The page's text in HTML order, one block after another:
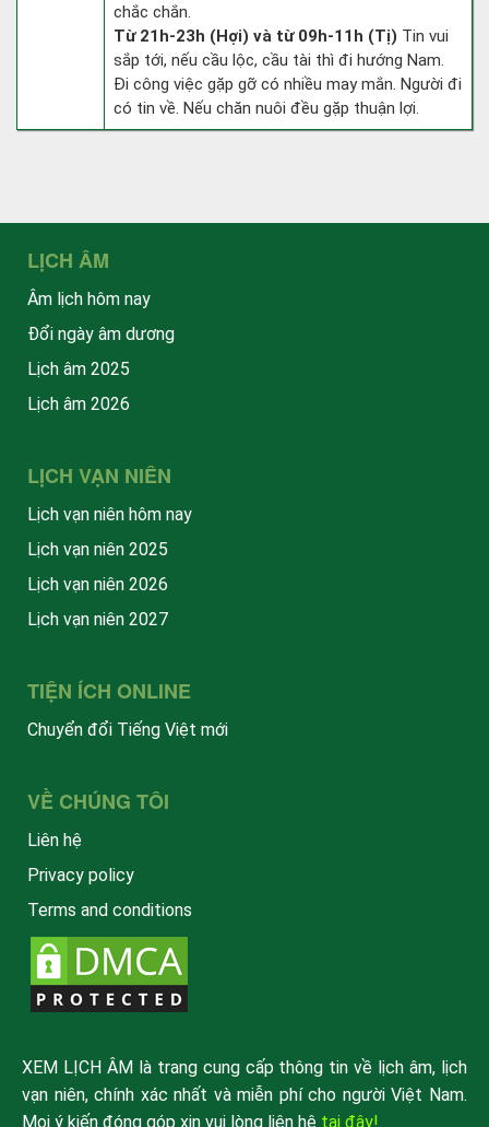
chắc chắn.
Từ 21h-23h (Hợi) và từ 09h-11h (Tị) Tin vui
sắp tới, nếu cầu lộc, cầu tài thì đi hướng Nam.
Đi công việc gặp gỡ có nhiều may mắn. Người đi
có tin về. Nếu chăn nuôi đều gặp thuận lợi.
LỊCH ÂM
Âm lịch hôm nay
Đổi ngày âm dương
Lịch âm 2025
Lịch âm 2026
LỊCH VẠN NIÊN
Lịch vạn niên hôm nay
Lịch vạn niên 2025
Lịch vạn niên 2026
Lịch vạn niên 2027
TIỆN ÍCH ONLINE
Chuyển đổi Tiếng Việt mới
VỀ CHÚNG TÔI
Liên hệ
Privacy policy
Terms and conditions
XEM LỊCH ÂM là trang cung cấp thông tin về lịch âm, lịch
vạn niên, chính xác nhất và miễn phí cho người Việt Nam.
Mọi ý kiến đóng góp xin vui lòng liên hệ tại đây!